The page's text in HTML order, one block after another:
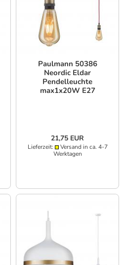
Paulmann 50386
Neordic Eldar
Pendelleuchte
max1x20W E27
21,75 EUR
Lieferzeit:
Versand in ca. 4-7
Werktagen